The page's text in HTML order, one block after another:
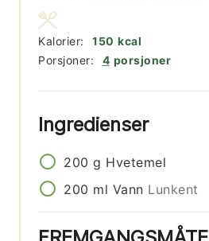
Porsjoner: 4 porsjoner
Kalorier: 150 kcal
Ingredienser
200 g Hvetemel
200 ml Vann Lunkent